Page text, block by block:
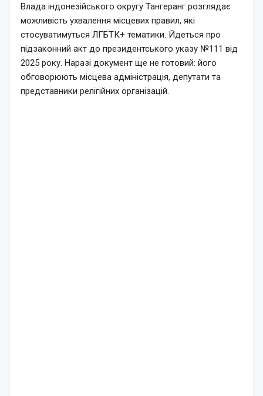
Влада індонезійського округу Тангеранг розглядає
можливість ухвалення місцевих правил, які
стосуватимуться ЛГБТК+ тематики. Йдеться про
підзаконний акт до президентського указу №111 від
2025 року. Наразі документ ще не готовий: його
обговорюють місцева адміністрація, депутати та
представники релігійних організацій.